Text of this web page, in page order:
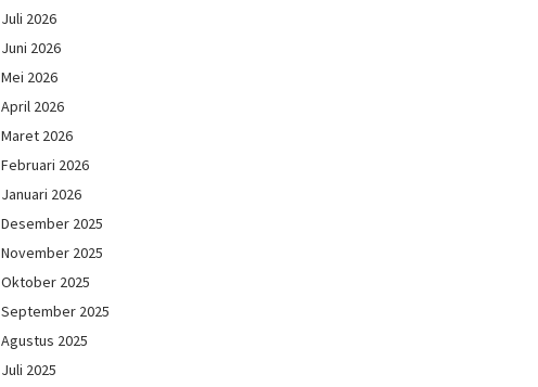
Juli 2026
Juni 2026
Mei 2026
April 2026
Maret 2026
Februari 2026
Januari 2026
Desember 2025
November 2025
Oktober 2025
September 2025
Agustus 2025
Juli 2025